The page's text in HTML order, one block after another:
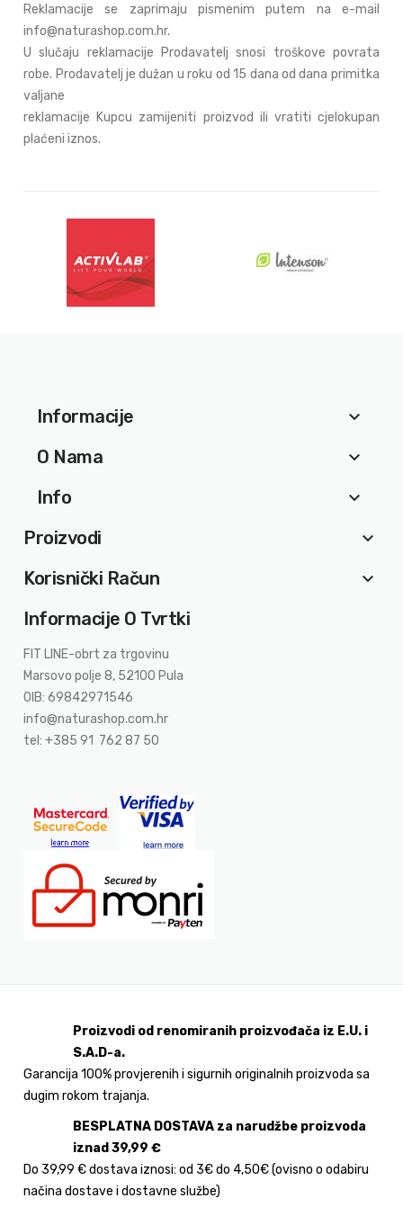
Reklamacije se zaprimaju pismenim putem na e-mail
info@naturashop.com.hr.
U slučaju reklamacije Prodavatelj snosi troškove povrata
robe. Prodavatelj je dužan u roku od 15 dana od dana primitka
valjane
reklamacije Kupcu zamijeniti proizvod ili vratiti cjelokupan
plaćeni iznos.
Informacije
keyboard_arrow_down
O Nama
keyboard_arrow_down
Info
keyboard_arrow_down
Proizvodi
keyboard_arrow_down
Korisnički Račun
keyboard_arrow_down
Informacije O Tvrtki
FIT LINE-obrt za trgovinu
Marsovo polje 8, 52100 Pula
OIB: 69842971546
info@naturashop.com.hr
tel: +385 91 762 87 50
Proizvodi od renomiranih proizvođača iz E.U. i
S.A.D-a.
Garancija 100% provjerenih i sigurnih originalnih proizvoda sa
dugim rokom trajanja.
BESPLATNA DOSTAVA za narudžbe proizvoda
iznad 39,99 €
Do 39,99 € dostava iznosi: od 3€ do 4,50€ (ovisno o odabiru
načina dostave i dostavne službe)